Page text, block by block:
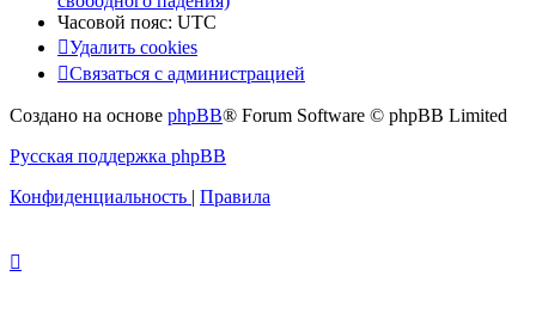
Часовой пояс: UTC
Удалить cookies
Связаться с администрацией
Создано на основе phpBB® Forum Software © phpBB Limited
Русская поддержка phpBB
Конфиденциальность
Правила